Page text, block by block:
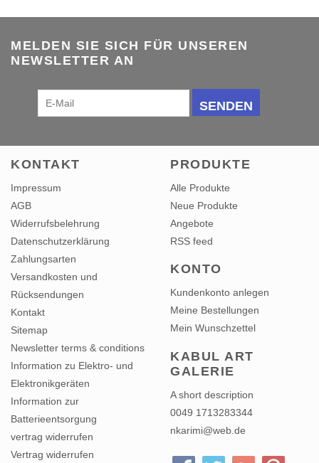
MELDEN SIE SICH FÜR UNSEREN
NEWSLETTER AN
SENDEN
KONTAKT
Impressum
AGB
Widerrufsbelehrung
Datenschutzerklärung
Zahlungsarten
Versandkosten und
Rücksendungen
Kontakt
Sitemap
Newsletter terms & conditions
Information zu Elektro- und
Elektronikgeräten
Information zur
Batterieentsorgung
vertrag widerrufen
Vertrag widerrufen
PRODUKTE
Alle Produkte
Neue Produkte
Angebote
RSS feed
KONTO
Kundenkonto anlegen
Meine Bestellungen
Mein Wunschzettel
KABUL ART
GALERIE
A short description
0049 1713283344
nkarimi@web.de